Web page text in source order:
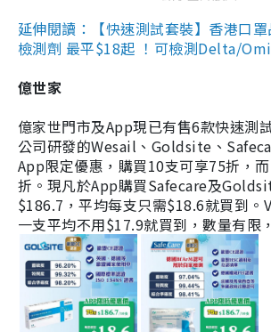
延伸閱讀：【快速測試套裝】香港口
檢測劑 最平$18起 ！可檢測Delta/
億世家
億家世門市及App現已有售6款快速測
公司研發的Wesail、Goldsite、
App限定優惠，購買10支可享75折，
折。現凡於App購買Safecare及
$186.7，平均每支只需$18.6就買到。
一支平均不用$17.9就買到，數量有限